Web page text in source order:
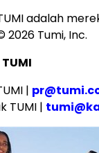
adalah
2026 Tumi, Inc.
|
TUMI |